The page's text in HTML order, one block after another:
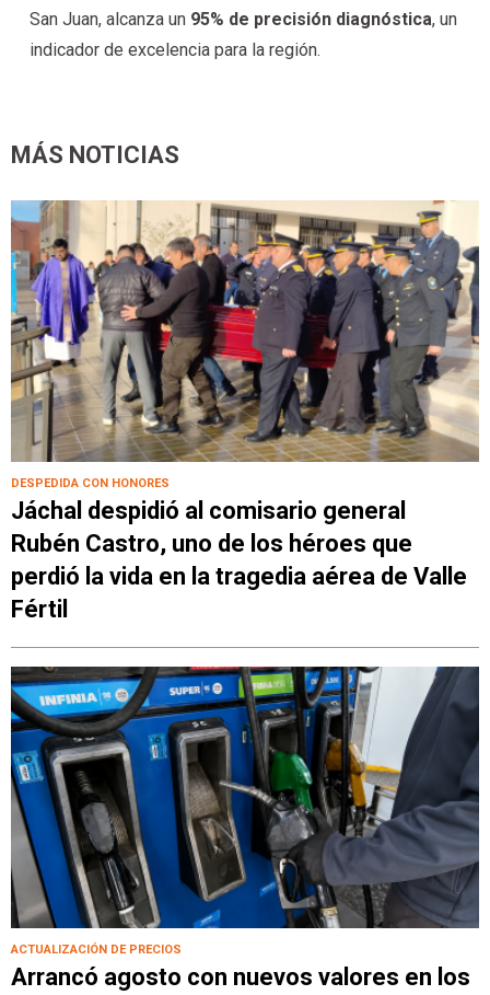
San Juan, alcanza un 95% de precisión diagnóstica, un
indicador de excelencia para la región.
MÁS NOTICIAS
DESPEDIDA CON HONORES
Jáchal despidió al comisario general
Rubén Castro, uno de los héroes que
perdió la vida en la tragedia aérea de Valle
Fértil
ACTUALIZACIÓN DE PRECIOS
Arrancó agosto con nuevos valores en los